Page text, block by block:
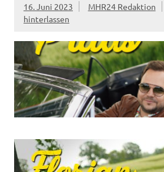
16. Juni 2023 MHR24 Redaktion
hinterlassen